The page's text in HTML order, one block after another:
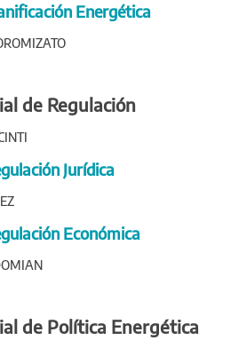
Energética
de Regulación
Jurídica
Económica
de Política Energética